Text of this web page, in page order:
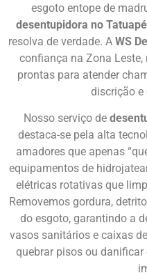
esgoto entope de
desentupidora no
resolva de verdade. A WS
confiança na Zona
prontas para atender
discrição e
Nosso serviço de
destaca-se pela alta
amadores que apenas
equipamentos de
elétricas rotativas que
Removemos gordura,
do esgoto, garantindo a
vasos sanitários e caixas
quebrar pisos ou